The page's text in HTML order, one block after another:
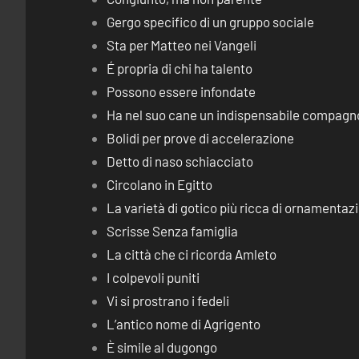
Gergo specifico di un gruppo sociale
Sta per Matteo nei Vangeli
É propria di chi ha talento
Possono essere infondate
Ha nel suo cane un indispensabile
Bolidi per prove di accelerazione
Detto di naso schiacciato
Circolano in Egitto
La varietà di gotico più ricca di
Scrisse Senza famiglia
La città che ci ricorda Amleto
I colpevoli puniti
Vi si prostrano i fedeli
L’antico nome di Agrigento
È simile al dugongo